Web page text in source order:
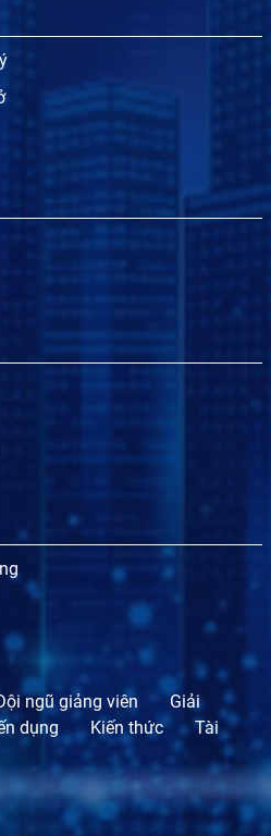
ngũ giảng viên
Giải
dụng Kiến thức
Tài